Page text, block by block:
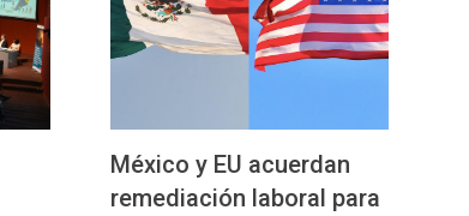
México y EU acuerdan
remediación laboral para